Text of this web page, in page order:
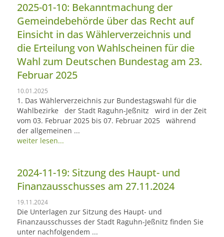
2025-01-10: Bekanntmachung der
Gemeindebehörde über das Recht auf
Einsicht in das Wählerverzeichnis und
die Erteilung von Wahlscheinen für die
Wahl zum Deutschen Bundestag am 23.
Februar 2025
10.01.2025
1. Das Wählerverzeichnis zur Bundestagswahl für die
Wahlbezirke der Stadt Raguhn-Jeßnitz wird in der Zeit
vom 03. Februar 2025 bis 07. Februar 2025 während
der allgemeinen ...
weiter lesen...
2024-11-19: Sitzung des Haupt- und
Finanzausschusses am 27.11.2024
19.11.2024
Die Unterlagen zur Sitzung des Haupt- und
Finanzausschusses der Stadt Raguhn-Jeßnitz finden Sie
unter nachfolgendem ...